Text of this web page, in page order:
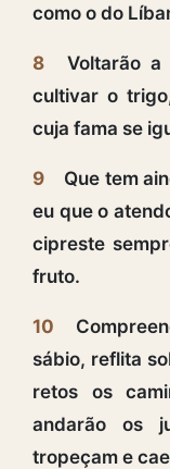
como o do
8
Voltarão a
cultivar o
cuja fama se
9
Que tem
eu que o
cipreste
fruto.
10
sábio, reflita
retos os
andarão os
tropeçam e